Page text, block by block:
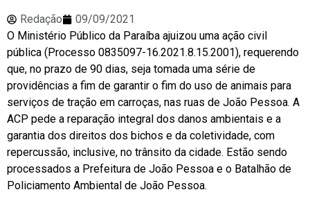
Redação
09/09/2021
O Ministério Público da Paraíba ajuizou uma ação civil
pública (Processo 0835097-16.2021.8.15.2001), requerendo
que, no prazo de 90 dias, seja tomada uma série de
providências a fim de garantir o fim do uso de animais para
serviços de tração em carroças, nas ruas de João Pessoa. A
ACP pede a reparação integral dos danos ambientais e a
garantia dos direitos dos bichos e da coletividade, com
repercussão, inclusive, no trânsito da cidade. Estão sendo
processados a Prefeitura de João Pessoa e o Batalhão de
Policiamento Ambiental de João Pessoa.